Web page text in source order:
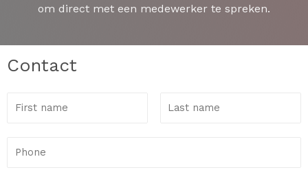
om direct met een medewerker te spreken.
Contact